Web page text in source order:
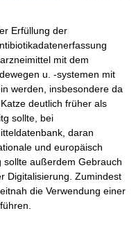
Erfüllung der
mit dem
u. -systemen mit
werden, insbesondere da
deutlich früher als
sollte, bei
daran
und europäisch
außerdem Gebrauch
Digitalisierung. Zumindest
die Verwendung einer